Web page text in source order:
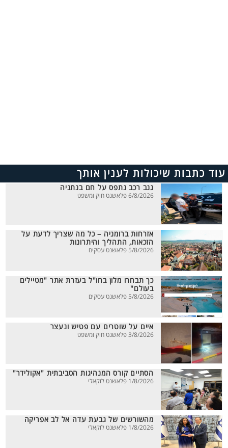
עוד כתבות שיכולות לענין אותך
גנב רכב נתפס על חם בנתניה
6/8/2026 פלאשנט חוק ומשפט
אזרחות ברומניה – כל מה שצריך לדעת על
הזכאות, התהליך והיתרונות
5/8/2026 פלאשנט עסקים
כך תבחרו מלון בחו"ל בעזרת אתר "מטיילים
בעולם"
5/8/2026 פלאשנט עסקים
איים על שוטרים עם פטיש ונעצר
3/8/2026 פלאשנט חוק ומשפט
הסתיים קורס המנהיגות הסביבתית "אקולידר"
1/8/2026 פלאשנט לוקאלי
מהשורשים של גבעת עדה אל לב אפריקה
1/8/2026 פלאשנט לוקאלי